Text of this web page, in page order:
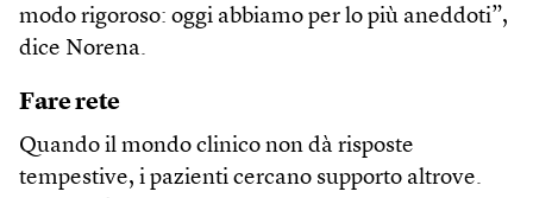
modo rigoroso: oggi abbiamo per lo più aneddoti”,
dice Norena.
Fare rete
Quando il mondo clinico non dà risposte
tempestive, i pazienti cercano supporto altrove.